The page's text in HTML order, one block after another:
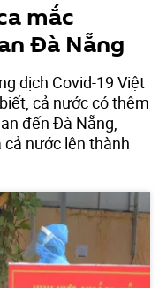
mắc
Đà Nẵng
dịch Covid-19 Việt
cả nước có thêm
đến Đà Nẵng,
cả nước lên thành